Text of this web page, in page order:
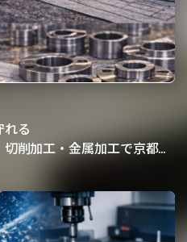
と納期は守れる
加工で京都機
続ける理由